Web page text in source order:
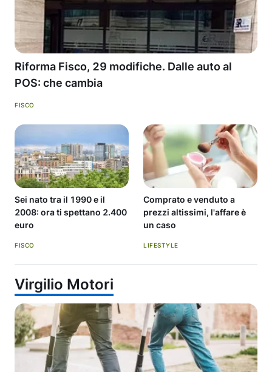
Riforma Fisco, 29 modifiche. Dalle auto al
POS: che cambia
FISCO
Sei nato tra il 1990 e il
2008: ora ti spettano 2.400
euro
FISCO
Comprato e venduto a
prezzi altissimi, l'affare è
un caso
LIFESTYLE
Virgilio Motori